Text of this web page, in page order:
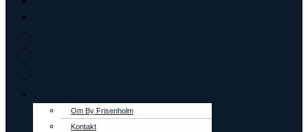
Om By Frisenholm
Kontakt